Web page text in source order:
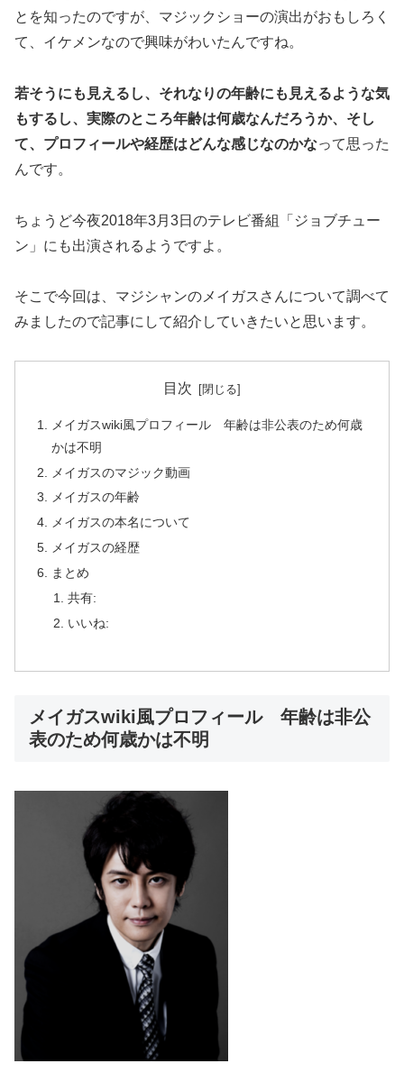
とを知ったのですが、マジックショーの演出がおもしろく
て、イケメンなので興味がわいたんですね。
若そうにも見えるし、それなりの年齢にも見えるような気
もするし、実際のところ年齢は何歳なんだろうか、そし
て、プロフィールや経歴はどんな感じなのかなって思った
んです。
ちょうど今夜2018年3月3日のテレビ番組「ジョブチュー
ン」にも出演されるようですよ。
そこで今回は、マジシャンのメイガスさんについて調べて
みましたので記事にして紹介していきたいと思います。
目次
メイガスwiki風プロフィール 年齢は非公表のため何歳
かは不明
メイガスのマジック動画
メイガスの年齢
メイガスの本名について
メイガスの経歴
まとめ
共有:
いいね:
メイガスwiki風プロフィール 年齢は非公
表のため何歳かは不明